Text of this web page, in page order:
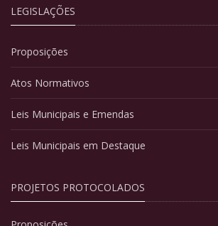
LEGISLAÇÕES
Proposições
Atos Normativos
Leis Municipais e Emendas
Leis Municipais em Destaque
PROJETOS PROTOCOLADOS